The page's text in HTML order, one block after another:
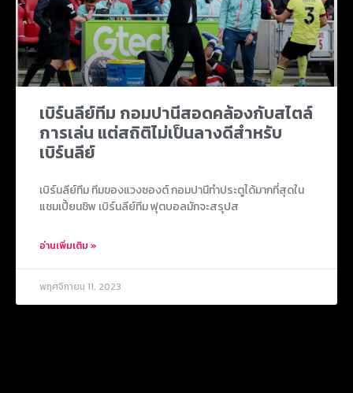
เบิร์นลีย์ทีม กอมปานีสอดคล้องกับสไตล์
การเล่น แต่สถิติไม่เป็นลางดีสำหรับ
เบิร์นลีย์
เบิร์นลีย์ทีม ทีมของแวงซองต์ กอมปานีทำประตูได้มากที่สุดใน
แชมเปี้ยนชิพ เบิร์นลีย์ทีม ฟุตบอลมักจะสรุปส
อ่านเพิ่มเติม »
พฤศจิกายน 11, 2023